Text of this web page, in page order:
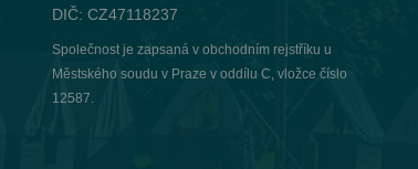
DIČ: CZ47118237
Společnost je zapsaná v obchodním rejstříku u
Městského soudu v Praze v oddílu C, vložce číslo
12587.